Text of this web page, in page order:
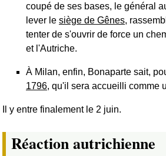
coupé de ses bases, le général
lever le siège de Gênes,
tenter de s'ouvrir de force un
et l'Autriche.
À Milan, enfin, Bonaparte sait,
1796, qu'il sera accueilli comme
Il y entre finalement le 2 juin.
Réaction autrichienne